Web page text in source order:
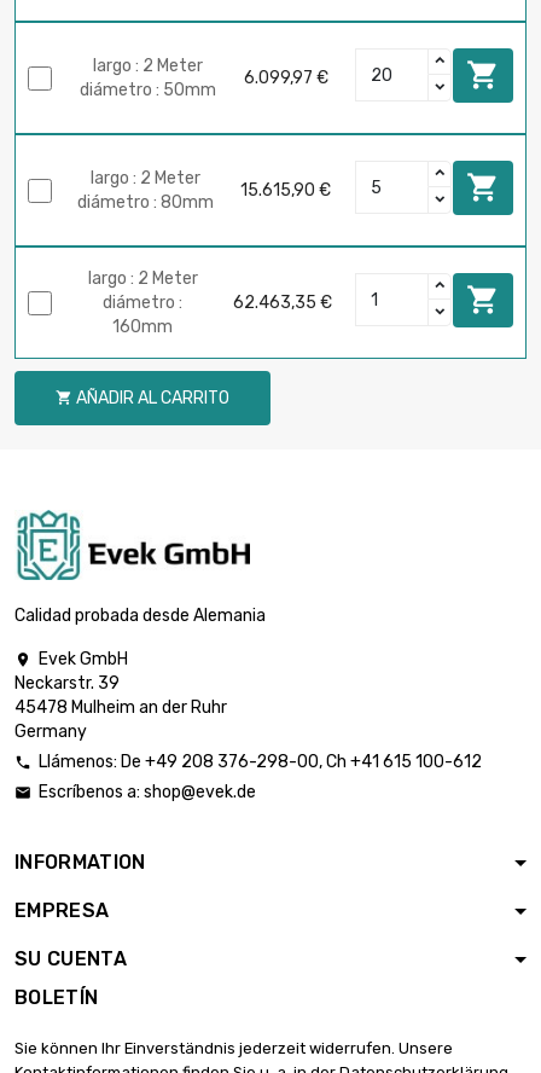
largo : 2 Meter
diámetro : 50mm
6.099,97 € 
largo : 2 Meter
diámetro : 80mm
15.615,90 € 
largo : 2 Meter
diámetro :
160mm
62.463,35 € 
 AÑADIR AL CARRITO
Calidad probada desde Alemania

Evek GmbH
Neckarstr. 39
45478 Mulheim an der Ruhr
Germany
 Llámenos: De +49 208 376-298-00, Ch +41 615 100-612
 Escríbenos a: shop@evek.de
INFORMATION
EMPRESA
SU CUENTA
BOLETÍN
Sie können Ihr Einverständnis jederzeit widerrufen. Unsere